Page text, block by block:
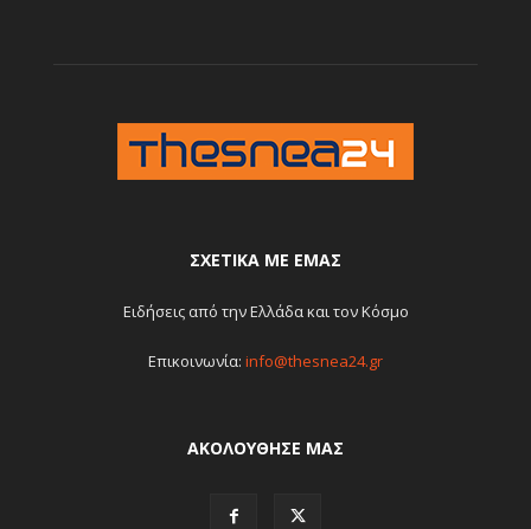
ΣΧΕΤΙΚΆ ΜΕ ΕΜΆΣ
Ειδήσεις από την Ελλάδα και τον Κόσμο
Επικοινωνία: info@thesnea24.gr
ΑΚΟΛΟΥΘΗΣΕ ΜΑΣ